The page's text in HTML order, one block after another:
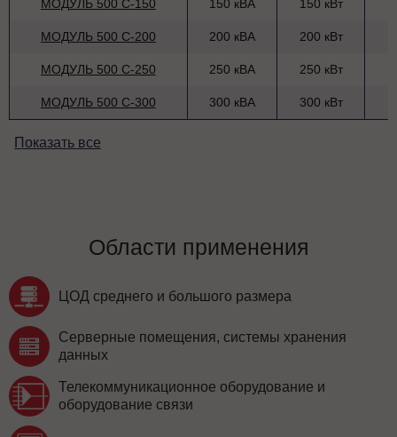
МОДУЛЬ 500 С-150 150 кВА 150 кВт
МОДУЛЬ 500 С-200 200 кВА 200 кВт
МОДУЛЬ 500 С-250 250 кВА 250 кВт
МОДУЛЬ 500 С-300 300 кВА 300 кВт
Показать все
Области применения
ЦОД среднего и большого размера
Серверные помещения, системы хранения
данных
Телекоммуникационное оборудование и
оборудование связи